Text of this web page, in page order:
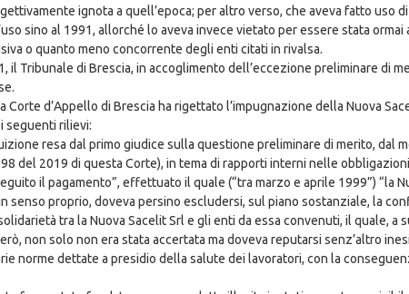
ignota a quell’epoca; per altro verso, che aveva fatto uso
sino al 1991, allorché lo aveva invece vietato per essere stata
o quanto meno concorrente degli enti citati in rivalsa.
il Tribunale di Brescia, in accoglimento dell’eccezione preliminare di
Corte d’Appello di Brescia ha rigettato l’impugnazione della Nuova
seguenti rilievi:
resa dal primo giudice sulla questione preliminare di merito, dal
del 2019 di questa Corte), in tema di rapporti interni nelle
il pagamento”, effettuato il quale (“tra marzo e aprile 1999”) “la
senso proprio, doveva persino escludersi, sul piano sostanziale, la
tra la Nuova Sacelit Srl e gli enti da essa convenuti, il quale,
non solo non era stata accertata ma doveva reputarsi senz’altro
norme dettate a presidio della salute dei lavoratori, con la